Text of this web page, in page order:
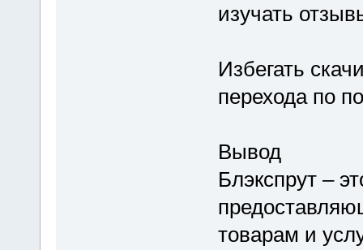
изучать
Избегать
перехода по
Вывод
Блэкспрут –
товарам и